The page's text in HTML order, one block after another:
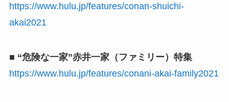
https://www.hulu.jp/features/conan-shuichi-
akai2021
■ “危険な⼀家”⾚井⼀家（ファミリー）特集
https://www.hulu.jp/features/conani-akai-family2021